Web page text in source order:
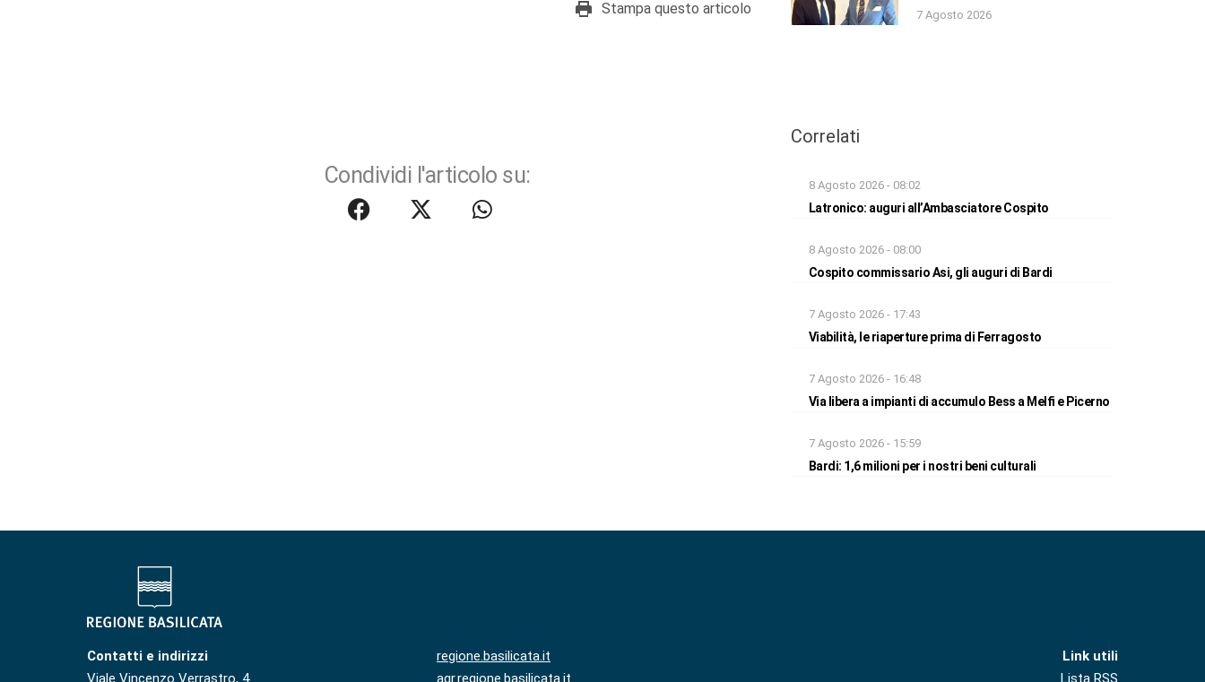
Stampa questo articolo
Condividi l'articolo su:
7 Agosto 2026
Correlati
8 Agosto 2026 - 08:02
Latronico: auguri all’Ambasciatore Cospito
8 Agosto 2026 - 08:00
Cospito commissario Asi, gli auguri di Bardi
7 Agosto 2026 - 17:43
Viabilità, le riaperture prima di Ferragosto
7 Agosto 2026 - 16:48
Via libera a impianti di accumulo Bess a Melfi e Picerno
7 Agosto 2026 - 15:59
Bardi: 1,6 milioni per i nostri beni culturali
Contatti e indirizzi
Viale Vincenzo Verrastro, 4
regione.basilicata.it
agr.regione.basilicata.it
Link utili
Lista RSS